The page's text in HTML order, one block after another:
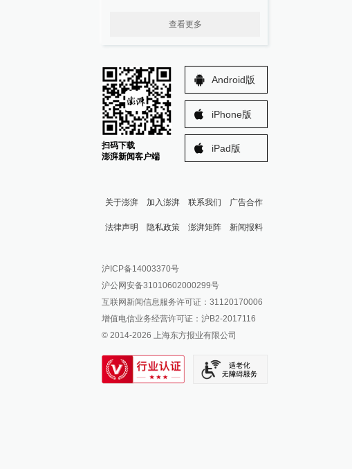
查看更多
扫码下载
澎湃新闻客户端
Android版
iPhone版
iPad版
关于澎湃 加入澎湃 联系我们 广告合作
法律声明 隐私政策 澎湃矩阵
澎湃新闻公众号
澎湃新闻抖音号
派生万物开放平台
IP SHANGHAI
SIXTH TONE
新闻报料
报料邮箱: news@thepaper.cn
沪ICP备14003370号
沪公网安备31010602000299号
互联网新闻信息服务许可证：31120170006
增值电信业务经营许可证：沪B2-2017116
© 2014-2026 上海东方报业有限公司